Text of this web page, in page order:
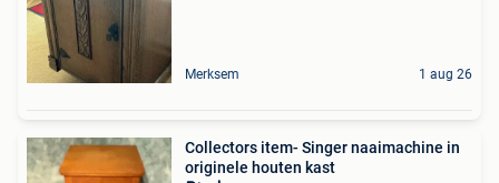
Merksem 1 aug 26
Collectors item- Singer naaimachine in
originele houten kast